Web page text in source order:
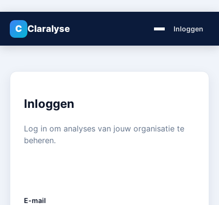
C Claralyse Inloggen
Inloggen
Log in om analyses van jouw organisatie te
beheren.
E-mail